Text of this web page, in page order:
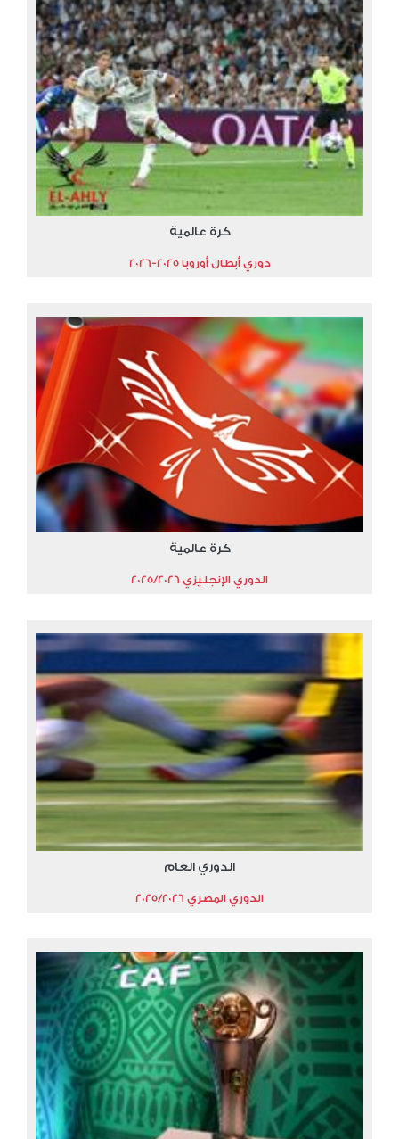
كرة عالمية
دوري أبطال أوروبا 2025-2026
كرة عالمية
الدوري الإنجليزي 2025/2026
الدوري العام
الدوري المصري 2025/2026